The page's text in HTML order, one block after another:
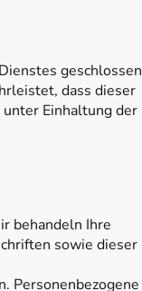
dass dieser
Einhaltung der
behandeln Ihre
sowie dieser
Personenbezogene